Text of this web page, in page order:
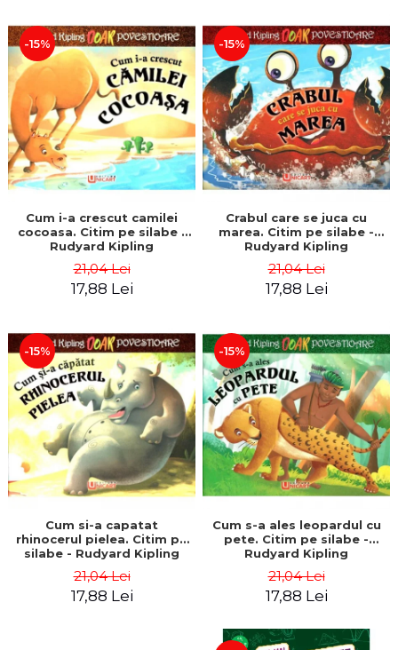
-15%
Cum i-a crescut camilei
cocoasa. Citim pe silabe -
Rudyard Kipling
21,04 Lei
17,88 Lei
-15%
Crabul care se juca cu
marea. Citim pe silabe -
Rudyard Kipling
21,04 Lei
17,88 Lei
-15%
Cum si-a capatat
rhinocerul pielea. Citim pe
silabe - Rudyard Kipling
21,04 Lei
17,88 Lei
-15%
Cum s-a ales leopardul cu
pete. Citim pe silabe -
Rudyard Kipling
21,04 Lei
17,88 Lei